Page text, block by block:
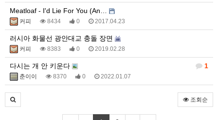
Meatloaf - I'd Lie For You (An…
커피 8434 0 2017.04.23
러시아 화물선 광안대교 충돌 장면
커피 8383 0 2019.02.28
1
다시는 개 안 키운다
춘이이 8370 0 2022.01.07
조회순